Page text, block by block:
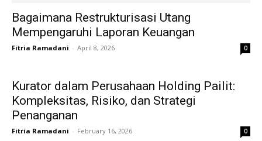
Bagaimana Restrukturisasi Utang
Mempengaruhi Laporan Keuangan
Fitria Ramadani - April 8, 2026 0
Kurator dalam Perusahaan Holding Pailit:
Kompleksitas, Risiko, dan Strategi
Penanganan
Fitria Ramadani - February 16, 2026 0